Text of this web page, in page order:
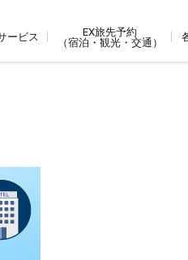
ービス
EX旅先予約
（宿泊・観光・交通）